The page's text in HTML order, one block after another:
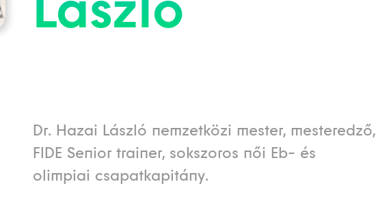
Dr. Hazai László nemzetközi mester, mesteredző,
FIDE Senior trainer, sokszoros női Eb- és
olimpiai csapatkapitány.